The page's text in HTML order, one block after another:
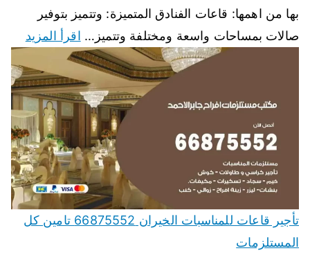
بها من اهمها: قاعات الفنادق المتميزة: وتتميز بتوفير
صالات بمساحات واسعة ومختلفة وتتميز… اقرأ المزيد
تأجير قاعات للمناسبات الخيران 66875552 تامين كل
المستلزمات